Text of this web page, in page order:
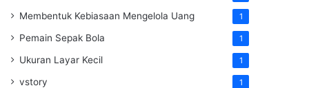
Membentuk Kebiasaan Mengelola Uang 1
Pemain Sepak Bola 1
Ukuran Layar Kecil 1
vstory 1